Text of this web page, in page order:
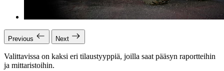
Previous Next
Valittavissa on kaksi eri tilaustyyppiä, joilla saat pääsyn raportteihin
ja mittaristoihin.